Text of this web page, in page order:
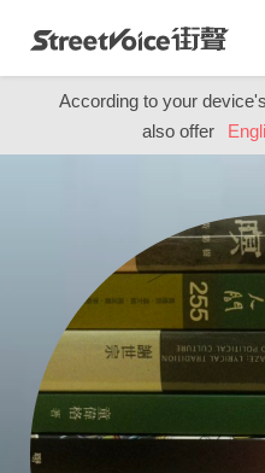
According to your
also offer